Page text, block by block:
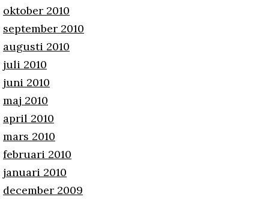
oktober 2010
september 2010
augusti 2010
juli 2010
juni 2010
maj 2010
april 2010
mars 2010
februari 2010
januari 2010
december 2009